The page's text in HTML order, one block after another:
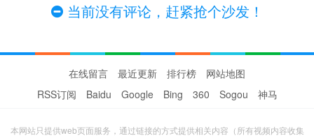
当前没有评论，赶紧抢个沙发！
在线留言 最近更新 排行榜
网站地图
RSS订阅
Baidu Google Bing 360 Sogou 神马
本网站只提供web页面服务，通过链接的方式提供相关内容（所有视频内容收集